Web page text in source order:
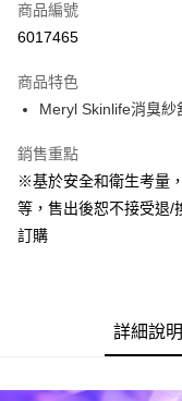
LINE Pay
悠遊付
Google Pay
全盈+PAY
ATM付款
每筆NT$80，滿
商品編號
6017465
商品特色
Meryl Skinlife消臭紗
銷售重點
※基於安全和衛生考量
等，售出後恕不接受退/
訂購
詳細說明